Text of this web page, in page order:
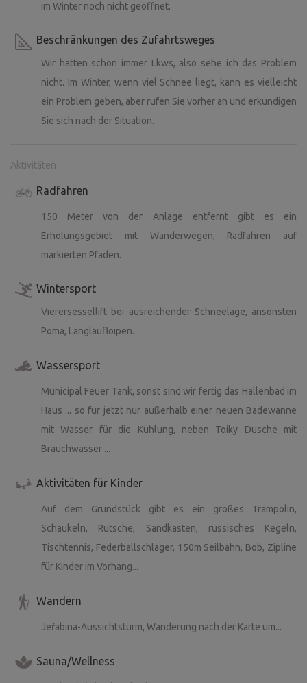
im Winter noch nicht geöffnet.
Beschränkungen des Zufahrtsweges
Wir hatten schon immer Lkws, also sehe ich das Problem
nicht. Im Winter, wenn viel Schnee liegt, kann es vielleicht
ein Problem geben, aber rufen Sie vorher an und erkundigen
Sie sich nach der Situation.
Aktivitäten
Radfahren
150 Meter von der Anlage entfernt gibt es ein
Erholungsgebiet mit Wanderwegen, Radfahren auf
markierten Pfaden.
Wintersport
Vierersessellift bei ausreichender Schneelage, ansonsten
Poma, Langlaufloipen.
Wassersport
Municipal Feuer Tank, sonst sind wir fertig das Hallenbad im
Haus ... so für jetzt nur außerhalb einer neuen Badewanne
mit Wasser für die Kühlung, neben Toiky Dusche mit
Brauchwasser ...
Aktivitäten für Kinder
Auf dem Grundstück gibt es ein großes Trampolin,
Schaukeln, Rutsche, Sandkasten, russisches Kegeln,
Tischtennis, Federballschläger, 150m Seilbahn, Bob, Zipline
für Kinder im Vorhang...
Wandern
Jeřabina-Aussichtsturm, Wanderung nach der Karte um...
Sauna/Wellness